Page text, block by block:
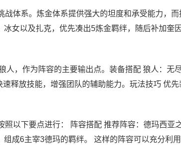
体系。炼金体系提供强大的坦度和承受能力，
女以及扎克，优先凑出5炼金羁绊，随后补加奎
人，作为阵容的主要输出点。装备搭配 狼人：无
释放技能，增强团队的辅助能力。玩法技巧 优
以下要点进行： 阵容搭配 推荐阵容：德玛西亚
成6主宰3德玛的羁绊。 这样的阵容可以充分利